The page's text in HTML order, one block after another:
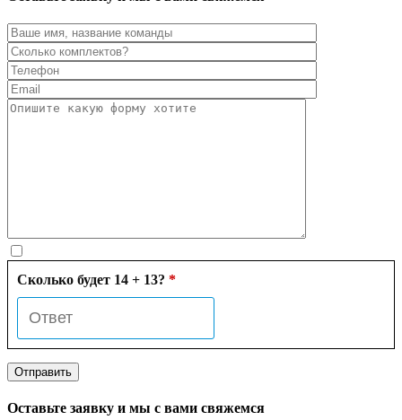
Сколько будет 14 + 13? *
Оставьте заявку и мы с вами свяжемся